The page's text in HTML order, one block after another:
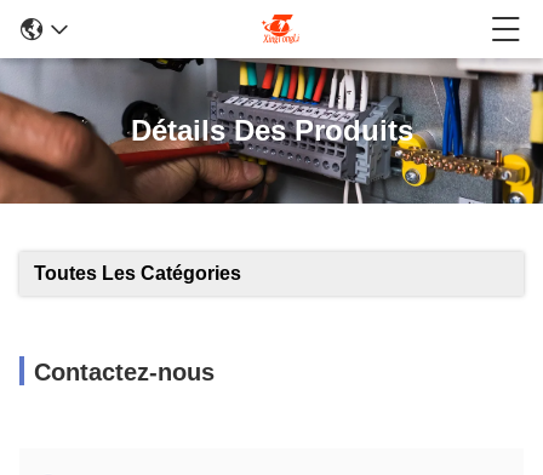
Détails Des Produits
Toutes Les Catégories
Contactez-nous